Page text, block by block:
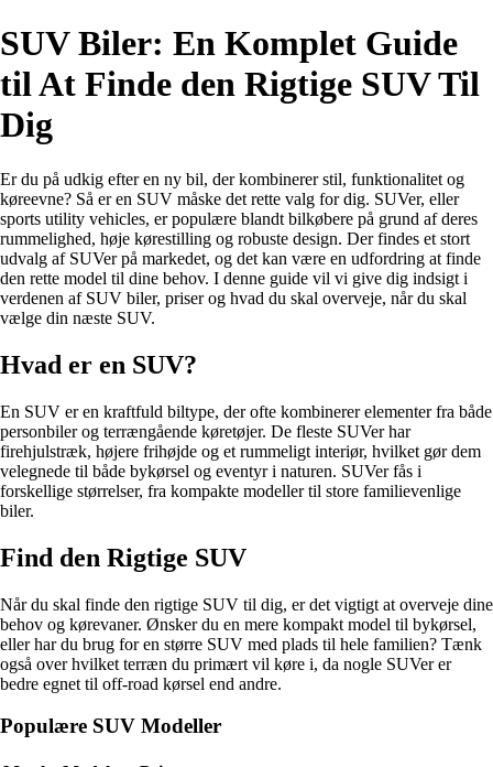
SUV Biler: En Komplet Guide
til At Finde den Rigtige SUV Til
Dig
Er du på udkig efter en ny bil, der kombinerer stil, funktionalitet og
køreevne? Så er en SUV måske det rette valg for dig. SUVer, eller
sports utility vehicles, er populære blandt bilkøbere på grund af deres
rummelighed, høje kørestilling og robuste design. Der findes et stort
udvalg af SUVer på markedet, og det kan være en udfordring at finde
den rette model til dine behov. I denne guide vil vi give dig indsigt i
verdenen af SUV biler, priser og hvad du skal overveje, når du skal
vælge din næste SUV.
Hvad er en SUV?
En SUV er en kraftfuld biltype, der ofte kombinerer elementer fra både
personbiler og terrængående køretøjer. De fleste SUVer har
firehjulstræk, højere frihøjde og et rummeligt interiør, hvilket gør dem
velegnede til både bykørsel og eventyr i naturen. SUVer fås i
forskellige størrelser, fra kompakte modeller til store familievenlige
biler.
Find den Rigtige SUV
Når du skal finde den rigtige SUV til dig, er det vigtigt at overveje dine
behov og kørevaner. Ønsker du en mere kompakt model til bykørsel,
eller har du brug for en større SUV med plads til hele familien? Tænk
også over hvilket terræn du primært vil køre i, da nogle SUVer er
bedre egnet til off-road kørsel end andre.
Populære SUV Modeller